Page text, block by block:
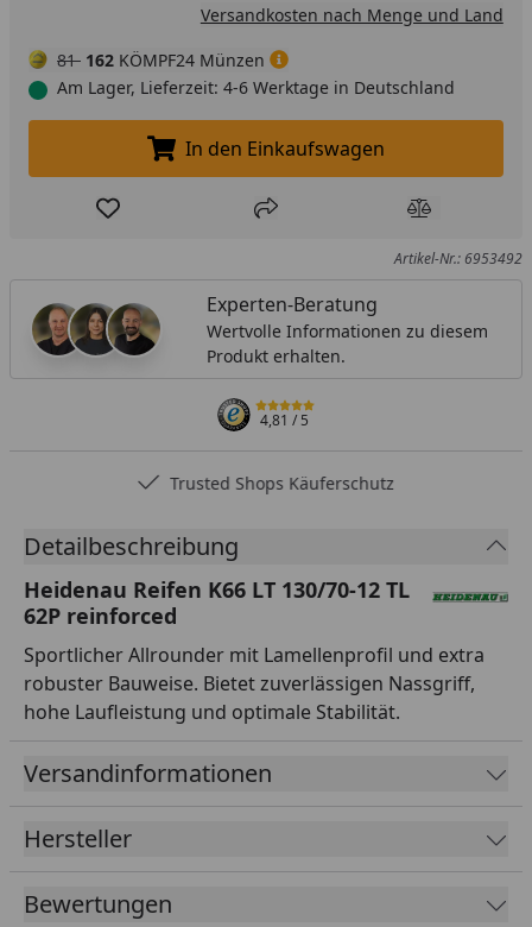
Versandkosten nach Menge und Land
81 162 KÖMPF24 Münzen
Am Lager, Lieferzeit: 4-6 Werktage in Deutschland
In den Einkaufswagen legen
In den Einkaufswagen
Produkt zur Wunschliste hinzufügen
Teilen Produkt
Artikel-Nr.: 6953492
Experten-Beratung
Wertvolle Informationen zu diesem
Produkt erhalten.
4,81/ 5
Trusted Shops Käuferschutz
Detailbeschreibung
Heidenau Reifen K66 LT 130/70-12 TL
62P reinforced
Sportlicher Allrounder mit Lamellenprofil und extra
robuster Bauweise. Bietet zuverlässigen Nassgriff,
hohe Laufleistung und optimale Stabilität.
Versandinformationen
Hersteller
Bewertungen